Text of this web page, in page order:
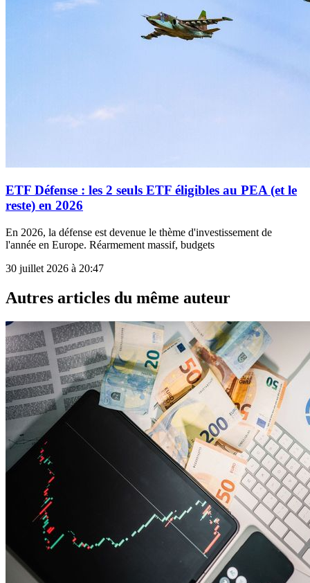
ETF Défense : les 2 seuls ETF éligibles au PEA (et le
reste) en 2026
En 2026, la défense est devenue le thème d'investissement de
l'année en Europe. Réarmement massif, budgets
30 juillet 2026 à 20:47
Autres articles du même auteur